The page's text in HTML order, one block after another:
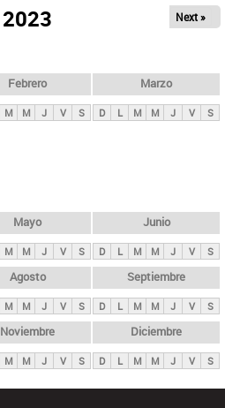
2023 Next »
Febrero
M M J V S
Marzo
D L M M J V S
Mayo
M M J V S
Junio
D L M M J V S
Agosto
M M J V S
Septiembre
D L M M J V S
Noviembre
M M J V S
Diciembre
D L M M J V S